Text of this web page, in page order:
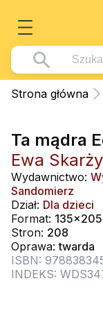
Książki
Wszystko z
Pismo Święte
Kościół Katolicki
Duszpasterstwo
Teologia
Życie
Duchowość
Wszystko z
DVD
CD-ROM
Muzyka
Rekolekcje i inne
Śpiew i modlitwa
Dla Dzieci
Wszystko z
Literatura (D)
Płyty, DVD (D)
Podręczniki i
Podręczniki
Wszystko z
Podręczniki i
Zabawa i Nauka
Nowości
Zaloguj się
Strona główna
Ta mądra
Ewa
Wydawnictwo:
Sandomierz
Dział: Dla dzieci
Format: 135x205
Stron: 208
Oprawa:twarda
ISBN:
INDEKS: